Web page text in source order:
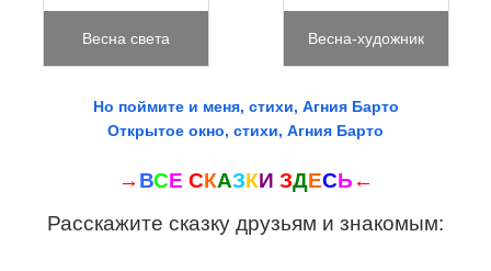
Весна света Весна-художник
Но поймите и меня, стихи, Агния Барто
Открытое окно, стихи, Агния Барто
→ ВСЕ СКАЗКИ ЗДЕСЬ ←
Расскажите сказку друзьям и знакомым: